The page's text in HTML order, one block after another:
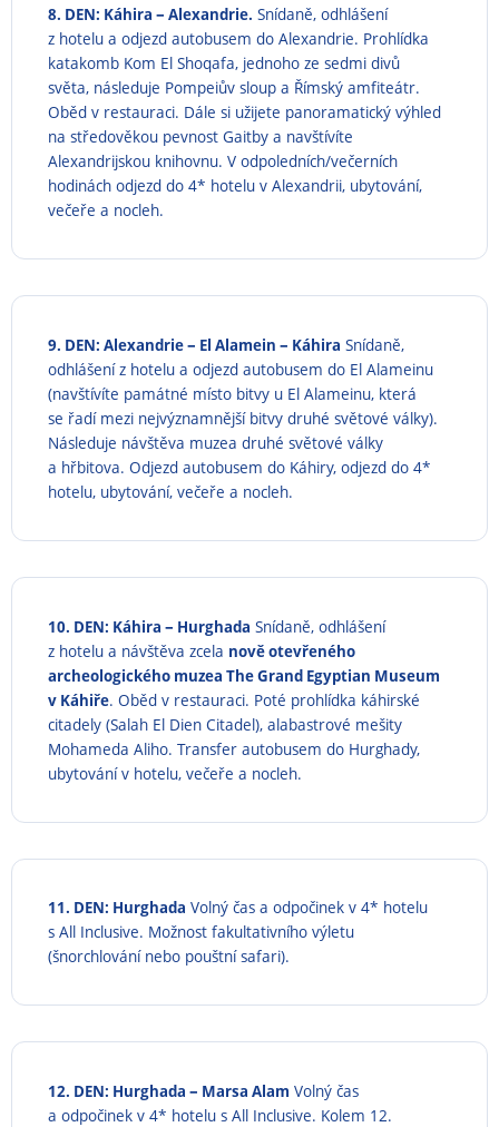
8. DEN: Káhira – Alexandrie. Snídaně, odhlášení
z hotelu a odjezd autobusem do Alexandrie. Prohlídka
katakomb Kom El Shoqafa, jednoho ze sedmi divů
světa, následuje Pompeiův sloup a Římský amfiteátr.
Oběd v restauraci. Dále si užijete panoramatický výhled
na středověkou pevnost Gaitby a navštívíte
Alexandrijskou knihovnu. V odpoledních/večerních
hodinách odjezd do 4* hotelu v Alexandrii, ubytování,
večeře a nocleh.
9. DEN: Alexandrie– El Alamein – Káhira Snídaně,
odhlášení z hotelu a odjezd autobusem do El Alameinu
(navštívíte památné místo bitvy u El Alameinu, která
se řadí mezi nejvýznamnější bitvy druhé světové války).
Následuje návštěva muzea druhé světové války
a hřbitova. Odjezd autobusem do Káhiry, odjezd do 4*
hotelu, ubytování, večeře a nocleh.
10. DEN: Káhira – Hurghada Snídaně, odhlášení
z hotelu a návštěva zcela nově otevřeného
archeologického muzea The Grand Egyptian Museum
v Káhiře. Oběd v restauraci. Poté prohlídka káhirské
citadely (Salah El Dien Citadel), alabastrové mešity
Mohameda Aliho. Transfer autobusem do Hurghady,
ubytování v hotelu, večeře a nocleh.
11. DEN: Hurghada Volný čas a odpočinek v 4* hotelu
s All Inclusive. Možnost fakultativního výletu
(šnorchlování nebo pouštní safari).
12. DEN: Hurghada – Marsa Alam Volný čas
a odpočinek v 4* hotelu s All Inclusive. Kolem 12.